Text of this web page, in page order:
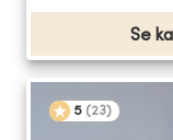
Se
5 (23)